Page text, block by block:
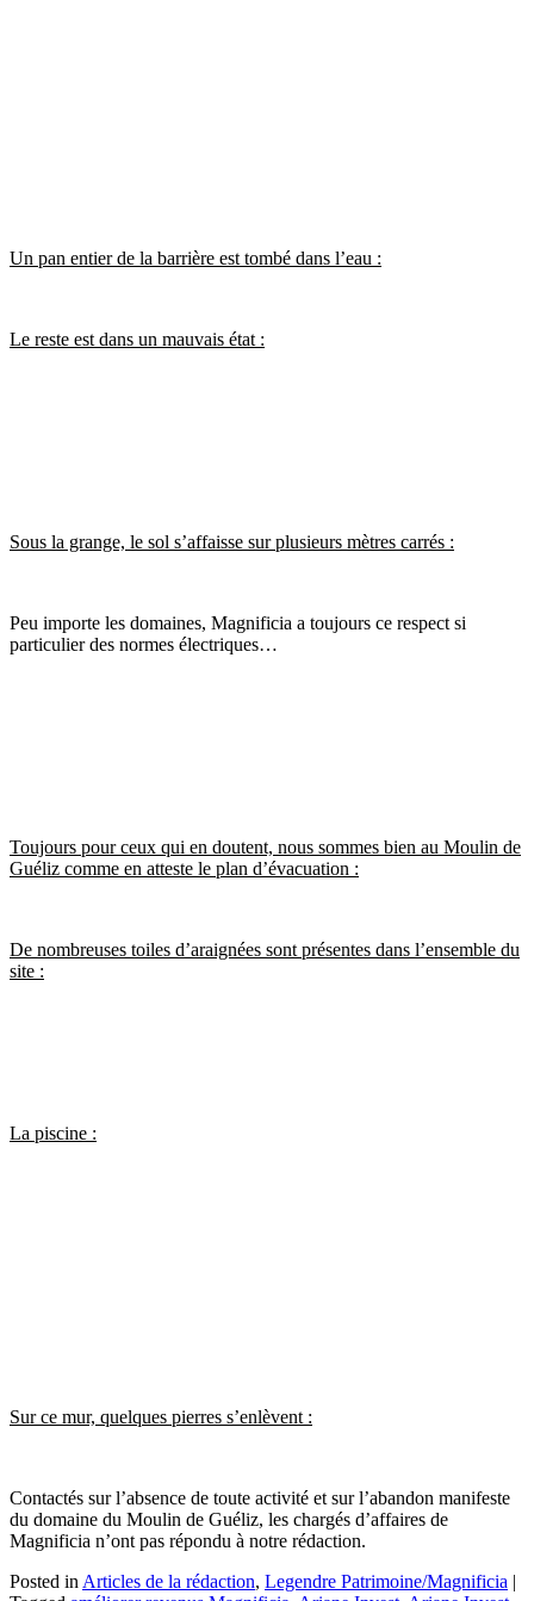
Un pan entier de la barrière est tombé dans l’eau :
Le reste est dans un mauvais état :
Sous la grange, le sol s’affaisse sur plusieurs mètres carrés :
Peu importe les domaines, Magnificia a toujours ce respect si
particulier des normes électriques…
Toujours pour ceux qui en doutent, nous sommes bien au Moulin de
Guéliz comme en atteste le plan d’évacuation :
De nombreuses toiles d’araignées sont présentes dans l’ensemble du
site :
La piscine :
Sur ce mur, quelques pierres s’enlèvent :
Contactés sur l’absence de toute activité et sur l’abandon manifeste
du domaine du Moulin de Guéliz, les chargés d’affaires de
Magnificia n’ont pas répondu à notre rédaction.
Posted in Articles de la rédaction, Legendre Patrimoine/Magnificia |